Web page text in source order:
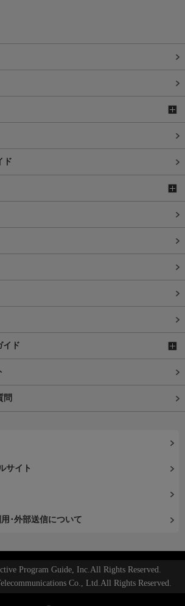
ド
イド
問
サイト
･外部送信について
Program Guide, Inc.All Rights Reserved.
Co., Ltd.All Rights Reserved.